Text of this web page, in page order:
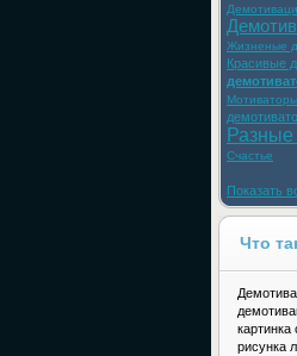
Жизненые
Красивые
Счастье
Показать
Что
рисунка